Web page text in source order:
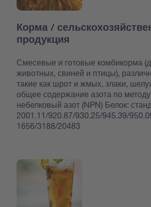
Корма /
продукция
Смесевые и готовые комбикорма
животных, свиней и птицы),
такие как шрот и жмых, злаки,
общее содержание азота по
небелковый азот (NPN) Белок:
2001.11/920.87/930.25/945.39/
1656/3188/20483